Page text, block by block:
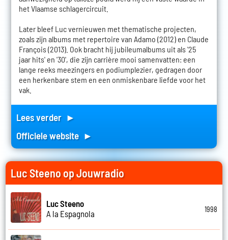
het Vlaamse schlagercircuit.
Later bleef Luc vernieuwen met thematische projecten,
zoals zijn albums met repertoire van Adamo (2012) en Claude
François (2013). Ook bracht hij jubileumalbums uit als '25
jaar hits' en '30', die zijn carrière mooi samenvatten: een
lange reeks meezingers en podiumplezier, gedragen door
een herkenbare stem en een onmiskenbare liefde voor het
vak.
Lees verder ►
Officiele website ►
Luc Steeno op Jouwradio
Luc Steeno
A la Espagnola
1998